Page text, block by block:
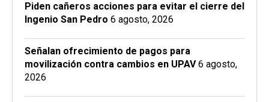
Piden cañeros acciones para evitar el cierre del
Ingenio San Pedro 6 agosto, 2026
Señalan ofrecimiento de pagos para
movilización contra cambios en UPAV 6 agosto,
2026